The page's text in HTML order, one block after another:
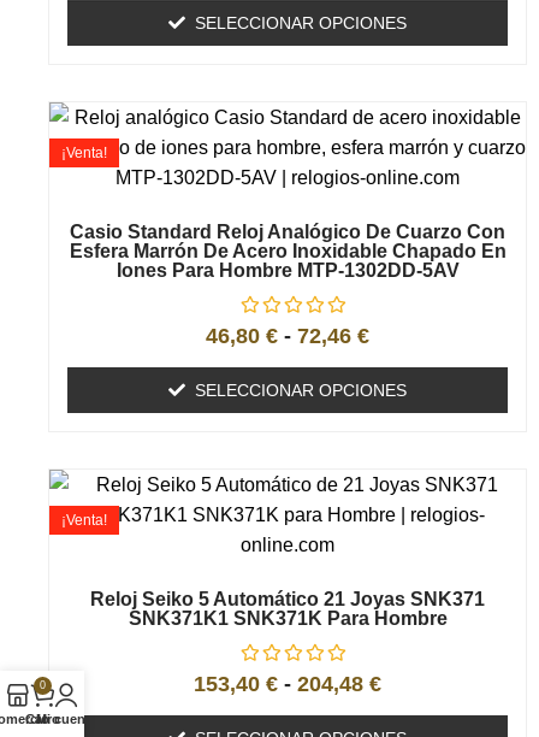
SELECCIONAR OPCIONES
Casio Standard Reloj Analógico De Cuarzo Con
Esfera Marrón De Acero Inoxidable Chapado En
Iones Para Hombre MTP-1302DD-5AV
¡Venta!
46,80 € - 72,46 €
SELECCIONAR OPCIONES
Reloj Seiko 5 Automático 21 Joyas SNK371
SNK371K1 SNK371K Para Hombre
¡Venta!
153,40 € - 204,48 €
0
Carro
Mi cuenta